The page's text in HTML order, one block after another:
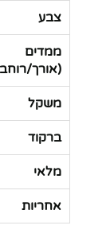
צבע
ממדים
(אורך/
משקל
ברקוד
מלאי
אחריות